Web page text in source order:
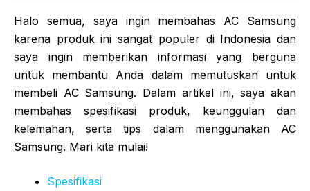
Halo semua, saya ingin membahas AC Samsung
karena produk ini sangat populer di Indonesia dan
saya ingin memberikan informasi yang berguna
untuk membantu Anda dalam memutuskan untuk
membeli AC Samsung. Dalam artikel ini, saya akan
membahas spesifikasi produk, keunggulan dan
kelemahan, serta tips dalam menggunakan AC
Samsung. Mari kita mulai!
Spesifikasi